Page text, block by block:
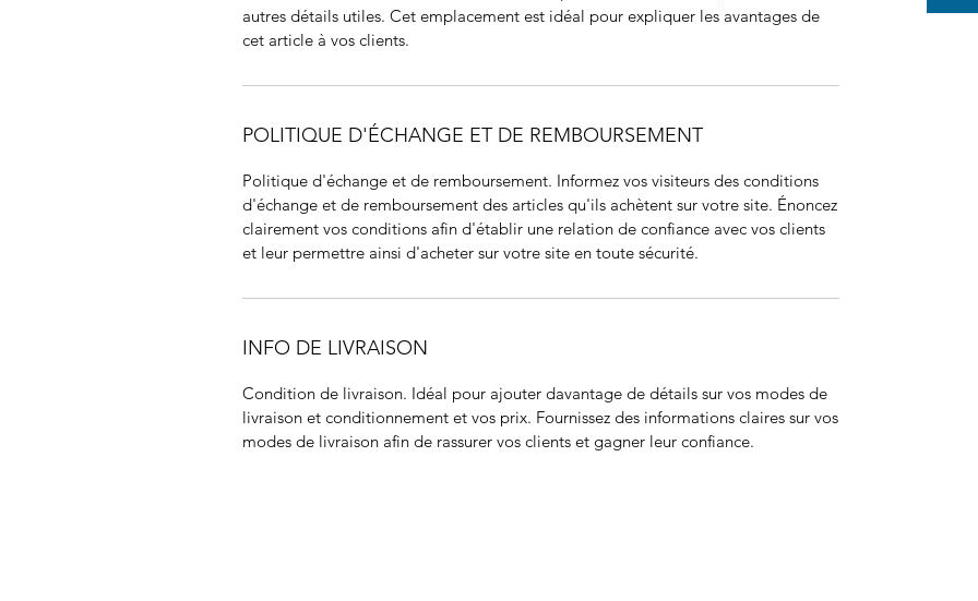
autres détails utiles. Cet emplacement est idéal pour expliquer les avantages de
cet article à vos clients.
POLITIQUE D'ÉCHANGE ET DE REMBOURSEMENT
Politique d'échange et de remboursement. Informez vos visiteurs des conditions
d'échange et de remboursement des articles qu'ils achètent sur votre site. Énoncez
clairement vos conditions afin d'établir une relation de confiance avec vos clients
et leur permettre ainsi d'acheter sur votre site en toute sécurité.
INFO DE LIVRAISON
Condition de livraison. Idéal pour ajouter davantage de détails sur vos modes de
livraison et conditionnement et vos prix. Fournissez des informations claires sur vos
modes de livraison afin de rassurer vos clients et gagner leur confiance.